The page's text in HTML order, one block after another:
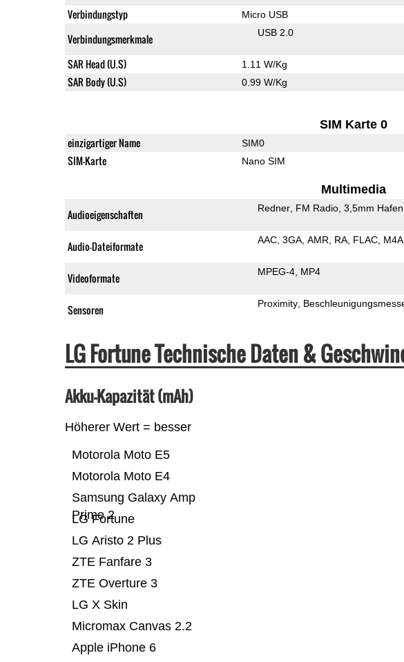
Verbindungstyp Micro USB
Verbindungsmerkmale USB 2.0
SAR Head (U.S) 1.11 W/Kg
SAR Body (U.S) 0.99 W/Kg
SIM Karte 0
einzigartiger Name SIM0
SIM-Karte Nano SIM
Multimedia
Audioeigenschaften Redner FM Radio 3,5mm Hafen
Audio-Dateiformate AAC 3GA AMR RA FLAC M4A
Videoformate MPEG-4 MP4
Sensoren Proximity
LG Fortune Technische Daten &
Akku-Kapazität (mAh)
Höherer Wert = besser
Apple iPhone 6
Micromax Canvas 2.2
LG X Skin
ZTE Overture 3
ZTE Fanfare 3
LG Aristo 2 Plus
LG Fortune
Samsung Galaxy Amp
Prime 2
Motorola Moto E4
Motorola Moto E5